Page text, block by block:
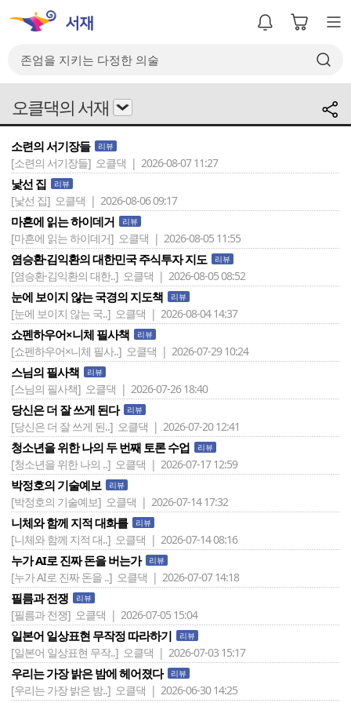
오클댁의 서재
소련의 서기장들 리뷰
[소련의 서기장들] 오클댁 | 2026-08-07 11:27
낯선 집 리뷰
[낯선 집] 오클댁 | 2026-08-06 09:17
마흔에 읽는 하이데거 리뷰
[마흔에 읽는 하이데거] 오클댁 | 2026-08-05 11:55
염승환·김익환의 대한민국 주식투자 지도 리뷰
[염승환·김익환의 대한..] 오클댁 | 2026-08-05 08:52
눈에 보이지 않는 국경의 지도책 리뷰
[눈에 보이지 않는 국..] 오클댁 | 2026-08-04 14:37
쇼펜하우어×니체 필사책 리뷰
[쇼펜하우어×니체 필사..] 오클댁 | 2026-07-29 10:24
스님의 필사책 리뷰
[스님의 필사책] 오클댁 | 2026-07-26 18:40
당신은 더 잘 쓰게 된다 리뷰
[당신은 더 잘 쓰게 된..] 오클댁 | 2026-07-20 12:41
청소년을 위한 나의 두 번째 토론 수업 리뷰
[청소년을 위한 나의 ..] 오클댁 | 2026-07-17 12:59
박정호의 기술예보 리뷰
[박정호의 기술예보] 오클댁 | 2026-07-14 17:32
니체와 함께 지적 대화를 리뷰
[니체와 함께 지적 대..] 오클댁 | 2026-07-14 08:16
누가 AI로 진짜 돈을 버는가 리뷰
[누가 AI로 진짜 돈을 ..] 오클댁 | 2026-07-07 14:18
필름과 전쟁 리뷰
[필름과 전쟁] 오클댁 | 2026-07-05 15:04
일본어 일상표현 무작정 따라하기 리뷰
[일본어 일상표현 무작..] 오클댁 | 2026-07-03 15:17
우리는 가장 밝은 밤에 헤어졌다 리뷰
[우리는 가장 밝은 밤..] 오클댁 | 2026-06-30 14:25